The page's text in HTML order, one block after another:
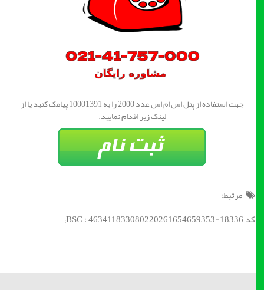
جهت استفاده از پنل اس ام اس عدد 2000 را به 10001391 پیامک کنید یا از
لینک زیر اقدام نمایید.
مرتبط:
کد BSC : 463411833080220261654659353-18336;